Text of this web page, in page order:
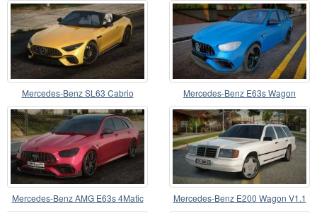
Mercedes-Benz SL63 Cabrio Mercedes-Benz E63s Wagon
Mercedes-Benz AMG E63s 4Matic
Mercedes-Benz E200 Wagon V1.1